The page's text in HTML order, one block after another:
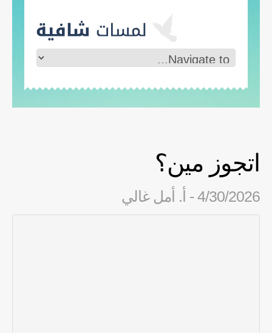
اتجوز مين؟
4/30/2026 - أ. أمل غالي